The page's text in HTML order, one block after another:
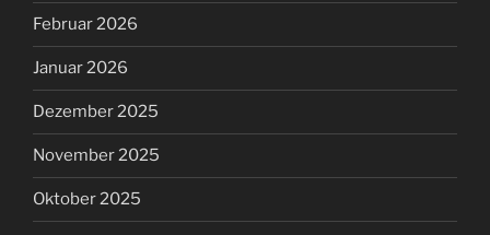
Februar 2026
Januar 2026
Dezember 2025
November 2025
Oktober 2025